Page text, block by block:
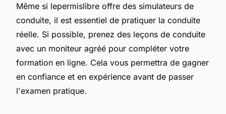
Même si lepermislibre offre des simulateurs de
conduite, il est essentiel de pratiquer la conduite
réelle. Si possible, prenez des leçons de conduite
avec un moniteur agréé pour compléter votre
formation en ligne. Cela vous permettra de gagner
en confiance et en expérience avant de passer
l'examen pratique.